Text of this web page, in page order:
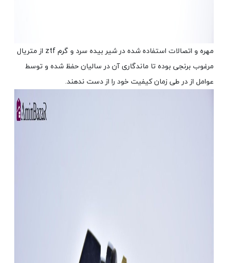
مهره و اتصالات استفاده شده در شیر بیده سرد و گرم ztf از متریال
مرغوب برنجی بوده تا ماندگاری آن در سالیان حفظ شده و توسط
عوامل از در طی زمان کیفیت خود را از دست ندهند.